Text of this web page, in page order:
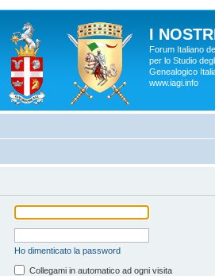
I
Forum Italiano
per lo Studio
Genealogico
www.iagi.info
Ho dimenticato la password
Collegami in automatico ad ogni visita